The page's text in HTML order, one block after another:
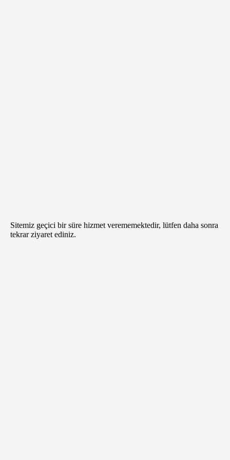
Sitemiz geçici bir süre hizmet verememektedir, lütfen daha sonra
tekrar ziyaret ediniz.